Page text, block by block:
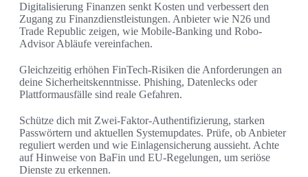
Digitalisierung Finanzen senkt Kosten und verbessert den
Zugang zu Finanzdienstleistungen. Anbieter wie N26 und
Trade Republic zeigen, wie Mobile-Banking und Robo-
Advisor Abläufe vereinfachen.
Gleichzeitig erhöhen FinTech-Risiken die Anforderungen an
deine Sicherheitskenntnisse. Phishing, Datenlecks oder
Plattformausfälle sind reale Gefahren.
Schütze dich mit Zwei-Faktor-Authentifizierung, starken
Passwörtern und aktuellen Systemupdates. Prüfe, ob Anbieter
reguliert werden und wie Einlagensicherung aussieht. Achte
auf Hinweise von BaFin und EU-Regelungen, um seriöse
Dienste zu erkennen.